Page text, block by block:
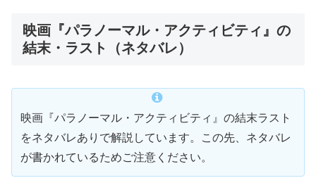
映画『パラノーマル・アクティビティ』の
結末・ラスト（ネタバレ）
映画『パラノーマル・アクティビティ』の結末ラスト
をネタバレありで解説しています。この先、ネタバレ
が書かれているためご注意ください。